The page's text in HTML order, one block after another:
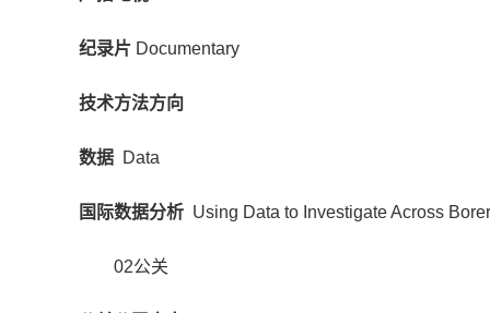
纪录片 Documentary
技术方法方向
数据 Data
国际数据分析 Using Data to Investigate Across
02公关